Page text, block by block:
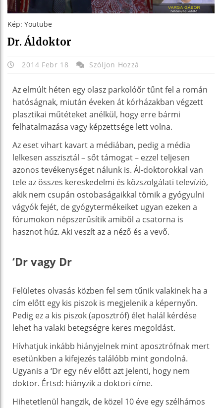
Kép: Youtube
Dr. Áldoktor
2014 Febr 18 Szóljon Hozzá
Az elmúlt héten egy olasz parkolóőr tűnt fel a román
hatóságnak, miután éveken át kórházakban végzett
plasztikai műtéteket anélkül, hogy erre bármi
felhatalmazása vagy képzettsége lett volna.
Az eset vihart kavart a médiában, pedig a média
lelkesen asszisztál – sőt támogat – ezzel teljesen
azonos tevékenységet nálunk is. Ál-doktorokkal van
tele az összes kereskedelmi és közszolgálati televízió,
akik nem csupán ostobaságaikkal tömik a gyógyulni
vágyók fejét, de gyógytermékeiket ugyan ezeken a
fórumokon népszerűsítik amiből a csatorna is
hasznot húz. Aki veszít az a néző és a vevő.
‘Dr vagy Dr
Felületes olvasás közben fel sem tűnik valakinek ha a
cím előtt egy kis piszok is megjelenik a képernyőn.
Pedig ez a kis piszok (aposztróf) élet halál kérdése
lehet ha valaki betegségre keres megoldást.
Hívhatjuk inkább hiányjelnek mint aposztrófnak mert
esetünkben a kifejezés találóbb mint gondolná.
Ugyanis a ‘Dr egy név előtt azt jelenti, hogy nem
doktor. Értsd: hiányzik a doktori címe.
Hihetetlenül hangzik, de közel 10 éve egy szélhámos